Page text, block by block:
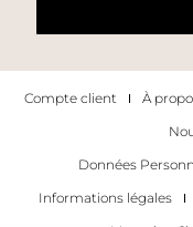
Compte client À
Données
Informations légales